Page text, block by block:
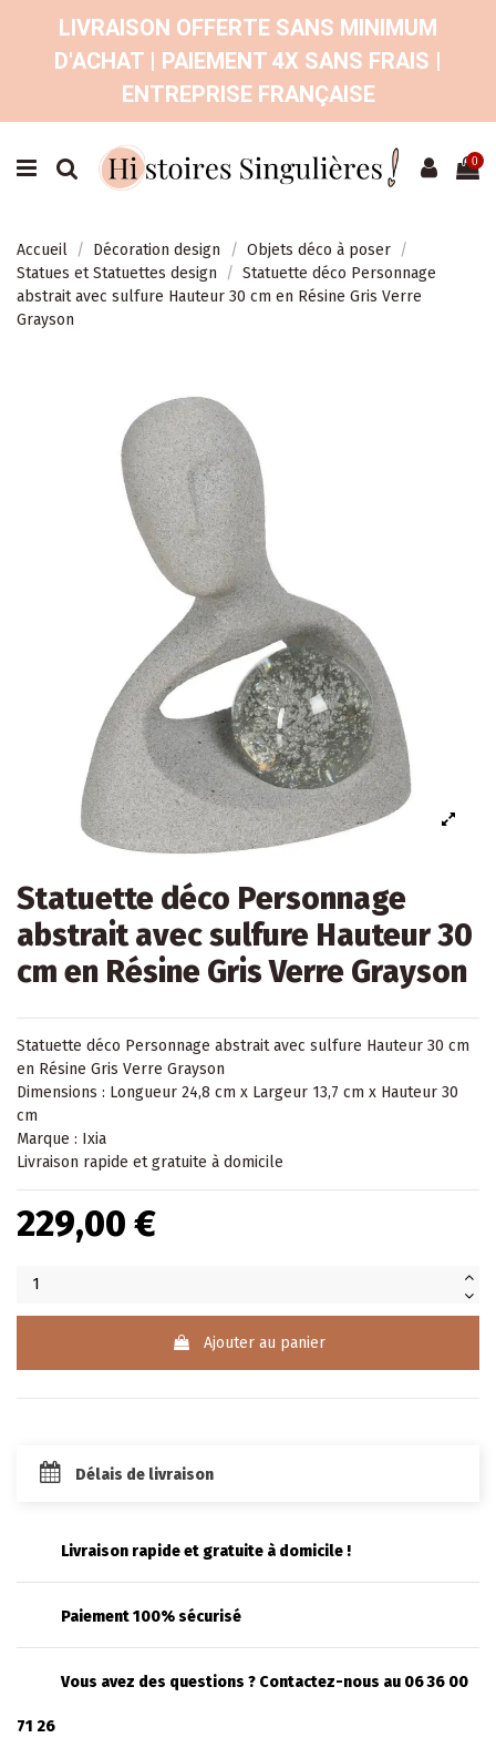
LIVRAISON OFFERTE SANS MINIMUM
D'ACHAT | PAIEMENT 4X SANS FRAIS |
ENTREPRISE FRANÇAISE
0
Accueil Décoration design
Objets déco à poser
Statues et Statuettes design
Statuette déco Personnage
abstrait avec sulfure Hauteur 30 cm en Résine Gris Verre
Grayson
Statuette déco Personnage
abstrait avec sulfure Hauteur 30
cm en Résine Gris Verre Grayson
Statuette déco Personnage abstrait avec sulfure Hauteur 30 cm
en Résine Gris Verre Grayson
Dimensions : Longueur 24,8 cm x Largeur 13,7 cm x Hauteur 30
cm
Marque : Ixia
Livraison rapide et gratuite à domicile
229,00 €
Ajouter au panier
Délais de livraison
Livraison rapide et gratuite à domicile !
Paiement 100% sécurisé
Vous avez des questions ? Contactez-nous au 06 36 00
71 26